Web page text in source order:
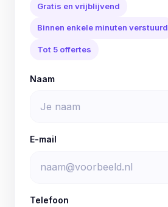
Gratis en vrijblijvend
Binnen enkele minuten verstuurd
Tot 5 offertes
Naam
E-mail
Telefoon